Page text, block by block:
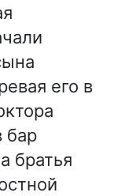
его в
бар
братья